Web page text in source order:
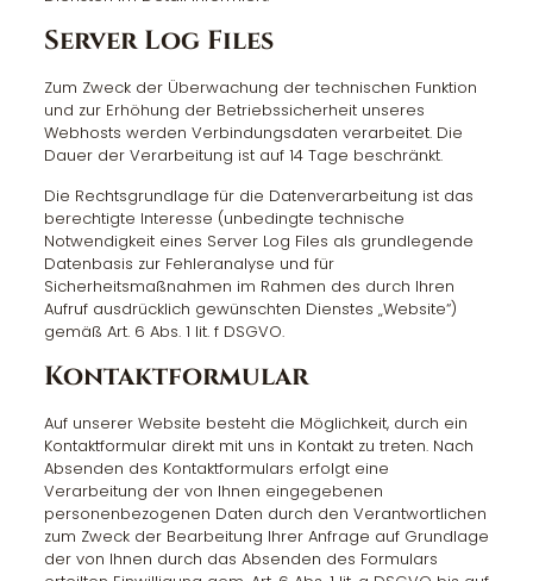
Server Log Files
Zum Zweck der Überwachung der technischen Funktion
und zur Erhöhung der Betriebssicherheit unseres
Webhosts werden Verbindungsdaten verarbeitet. Die
Dauer der Verarbeitung ist auf 14 Tage beschränkt.
Die Rechtsgrundlage für die Datenverarbeitung ist das
berechtigte Interesse (unbedingte technische
Notwendigkeit eines Server Log Files als grundlegende
Datenbasis zur Fehleranalyse und für
Sicherheitsmaßnahmen im Rahmen des durch Ihren
Aufruf ausdrücklich gewünschten Dienstes „Website“)
gemäß Art. 6 Abs. 1 lit. f DSGVO.
Kontaktformular
Auf unserer Website besteht die Möglichkeit, durch ein
Kontaktformular direkt mit uns in Kontakt zu treten. Nach
Absenden des Kontaktformulars erfolgt eine
Verarbeitung der von Ihnen eingegebenen
personenbezogenen Daten durch den Verantwortlichen
zum Zweck der Bearbeitung Ihrer Anfrage auf Grundlage
der von Ihnen durch das Absenden des Formulars